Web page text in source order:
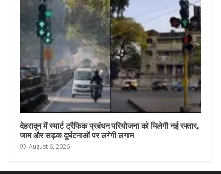
देहरादून में स्मार्ट ट्रैफिक प्रबंधन परियोजना को मिलेगी नई रफ्तार,
जाम और सड़क दुर्घटनाओं पर लगेगी लगाम
August 6, 2026